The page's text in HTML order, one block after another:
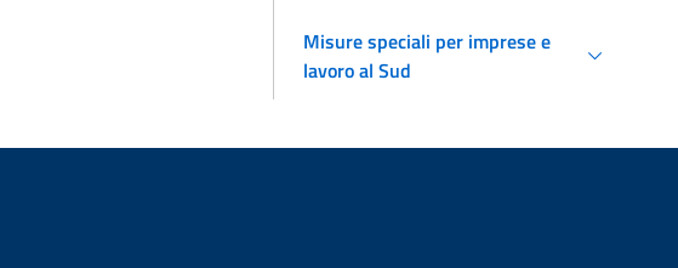
Misure speciali per imprese e
lavoro al Sud